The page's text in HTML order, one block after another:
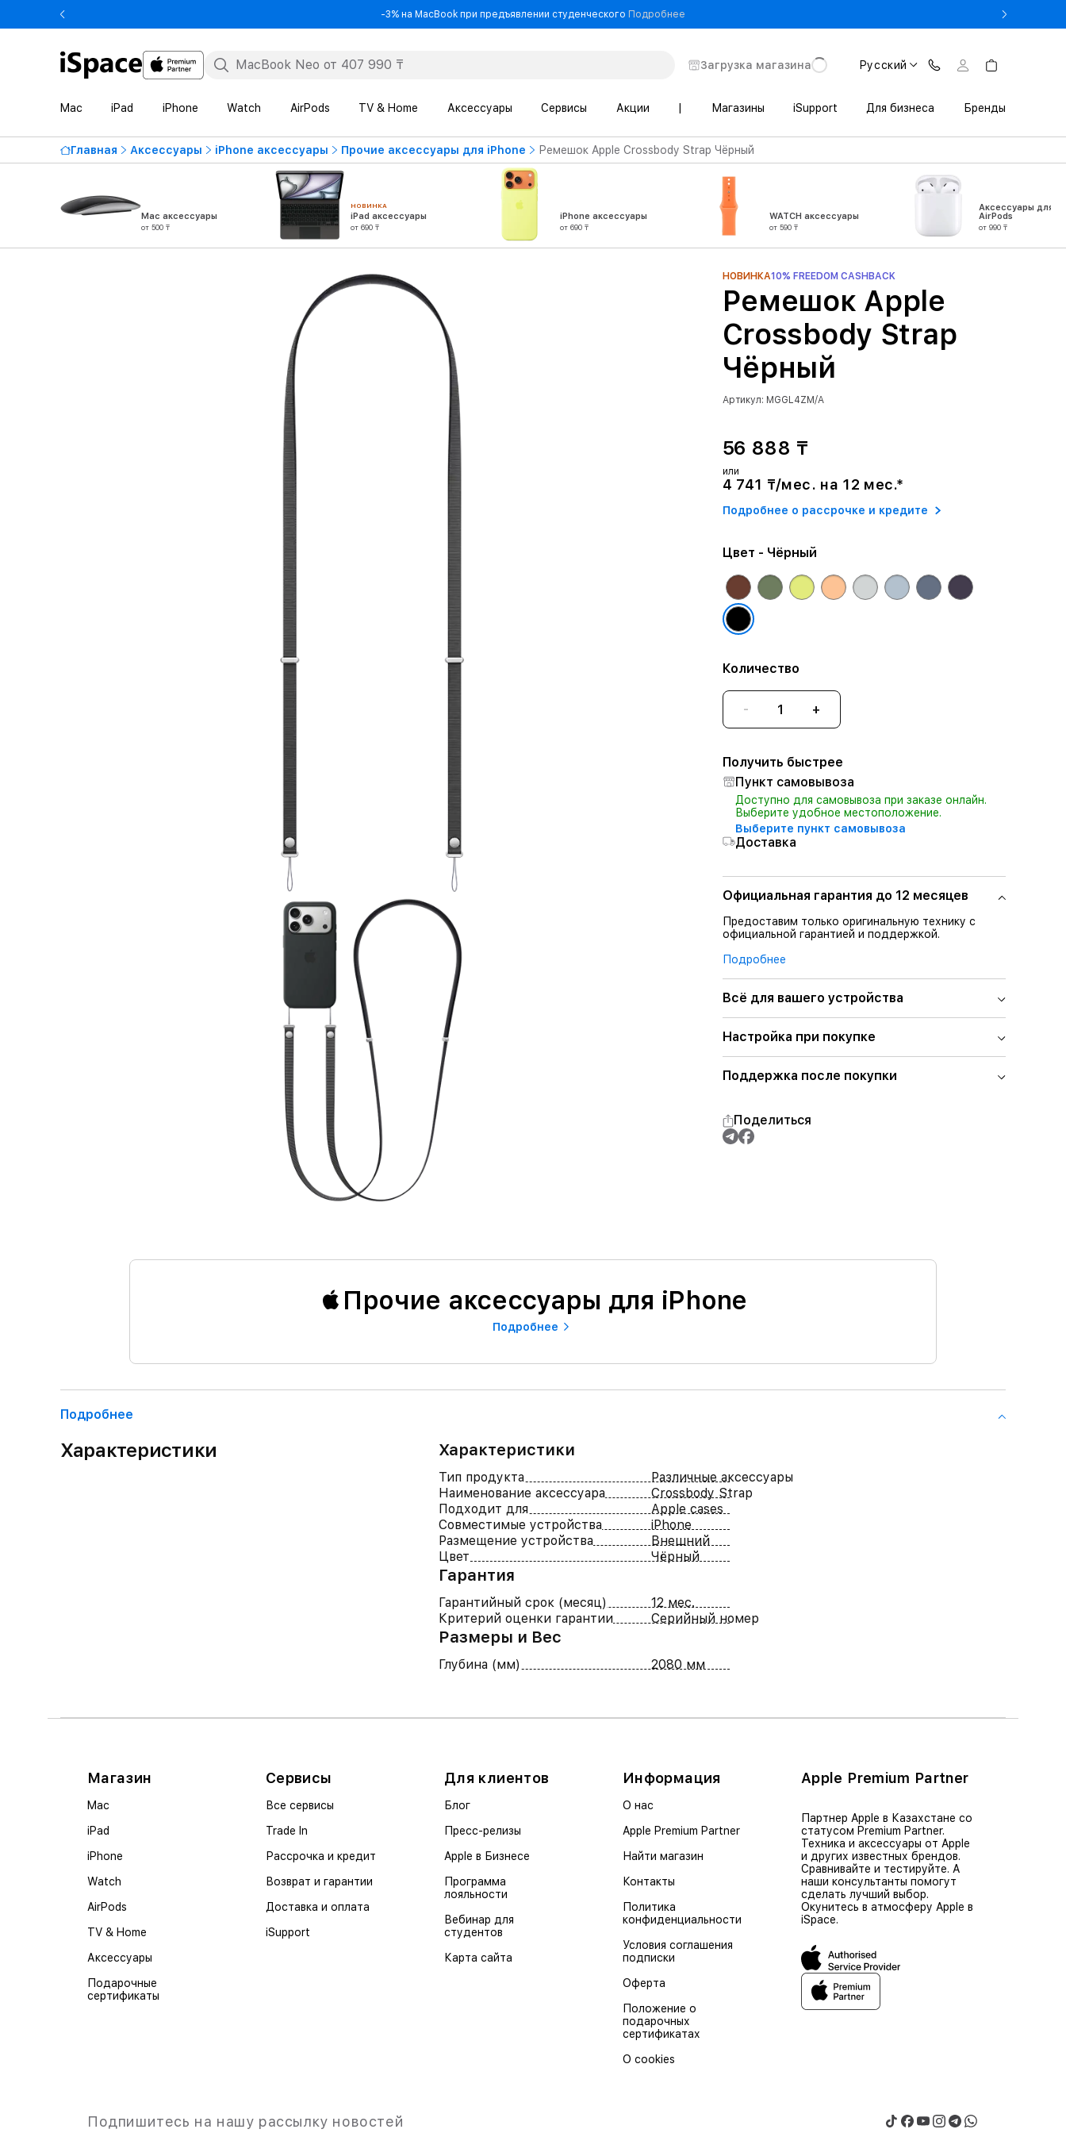
-3% на MacBook при предъявлении студенческого Подробнее
Загрузка магазина Русский
Mac iPad iPhone Watch AirPods TV & Home Аксессуары Сервисы Акции Магазины iSupport Для бизнеса Бренды
Главная Аксессуары iPhone аксессуары Прочие аксессуары для iPhone Ремешок Apple Crossbody Strap Чёрный
Mac аксессуары
от 500 ₸
НОВИНКА
iPad аксессуары
от 690 ₸
iPhone аксессуары
от 690 ₸
WATCH аксессуары
от 590 ₸
Аксессуары для
AirPods
от 990 ₸
НОВИНКА10% FREEDOM CASHBACK
Ремешок Apple
Crossbody Strap
Чёрный
Артикул: MGGL4ZM/A
56 888 ₸
или
4 741 ₸/мес. на 12 мес.*
Подробнее о рассрочке и кредите
Цвет - Чёрный
Количество
- +
Получить быстрее
Пункт самовывоза
Доступно для самовывоза при заказе онлайн.
Выберите удобное местоположение.
Выберите пункт самовывоза
Доставка
Официальная гарантия до 12 месяцев
Предоставим только оригинальную технику с
официальной гарантией и поддержкой.
Подробнее
Всё для вашего устройства
Настройка при покупке
Поддержка после покупки
Поделиться
Прочие аксессуары для iPhone
Подробнее
Подробнее
Характеристики Характеристики
Тип продукта
Различные аксессуары
Наименование аксессуара
Crossbody Strap
Подходит для
Apple cases
Совместимые устройства
iPhone
Размещение устройства
Внешний
Цвет
Чёрный
Гарантия
Гарантийный срок (месяц)
12 мес.
Критерий оценки гарантии
Серийный номер
Размеры и Вес
Глубина (мм) 2080 мм
Магазин
Mac
iPad
iPhone
Watch
AirPods
TV & Home
Аксессуары
Подарочные
сертификаты
Сервисы
Все сервисы
Trade In
Рассрочка и кредит
Возврат и гарантии
Доставка и оплата
iSupport
Для клиентов
Блог
Пресс-релизы
Apple в Бизнесе
Программа
лояльности
Вебинар для
студентов
Карта сайта
Информация
О нас
Apple Premium Partner
Найти магазин
Контакты
Политика
конфиденциальности
Условия соглашения
подписки
Оферта
Положение о
подарочных
сертификатах
О cookies
Apple Premium Partner
Партнер Apple в Казахстане со
статусом Premium Partner.
Техника и аксессуары от Apple
и других известных брендов.
Сравнивайте и тестируйте. А
наши консультанты помогут
сделать лучший выбор.
Окунитесь в атмосферу Apple в
iSpace.
Подпишитесь на нашу рассылку новостей